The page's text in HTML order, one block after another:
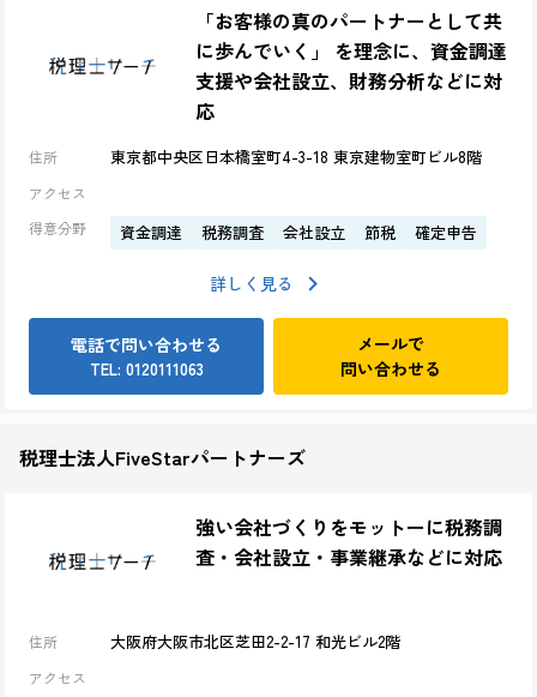
「お客様の真のパートナーとして共
に歩んでいく」 を理念に、資金調達
支援や会社設立、財務分析などに対
応
住所 東京都中央区日本橋室町4-3-18 東京建物室町ビル8階​
アクセス
得意分野
資金調達 税務調査 会社設立 節税 確定申告
詳しく見る
電話で問い合わせる
TEL: 0120111063
メールで
問い合わせる
税理士法人FiveStarパートナーズ
強い会社づくりをモットーに税務調
査・会社設立・事業継承などに対応
住所 大阪府大阪市北区芝田2-2-17 和光ビル2階
アクセス